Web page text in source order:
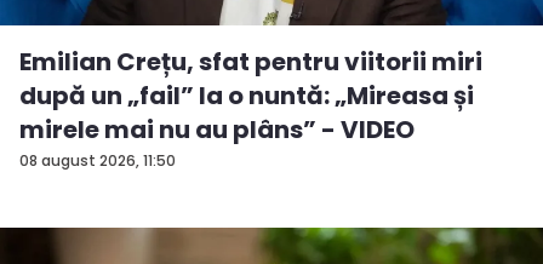
08 august 2026, 11:50
Emilian Crețu, sfat pentru viitorii miri
după un „fail” la o nuntă: „Mireasa și
mirele mai nu au plâns” - VIDEO